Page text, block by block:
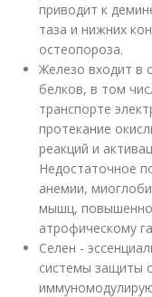
приводит к
таза и нижних
остеопороза.
Железо входит в
белков, в том
транспорте
протекание
реакций и
Недостаточное
анемии,
мышц,
атрофическому
Селен -
системы защиты